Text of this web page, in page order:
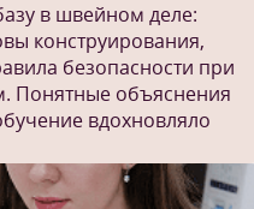
в швейном деле:
конструирования,
безопасности при
Понятные объяснения
вдохновляло